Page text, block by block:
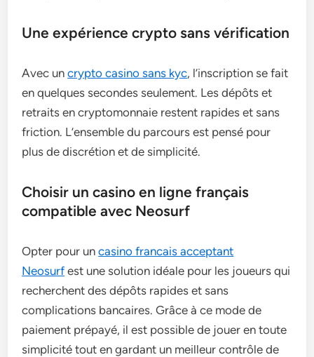
Une expérience crypto sans vérification
Avec uncrypto casino sans kyc, l’inscription se fait
en quelques secondes seulement. Les dépôts et
retraits en cryptomonnaie restent rapides et sans
friction. L’ensemble du parcours est pensé pour
plus de discrétion et de simplicité.
Choisir un casino en ligne français
compatible avec Neosurf
Opter pour uncasino francais acceptant
Neosurf est une solution idéale pour les joueurs qui
recherchent des dépôts rapides et sans
complications bancaires. Grâce à ce mode de
paiement prépayé, il est possible de jouer en toute
simplicité tout en gardant un meilleur contrôle de